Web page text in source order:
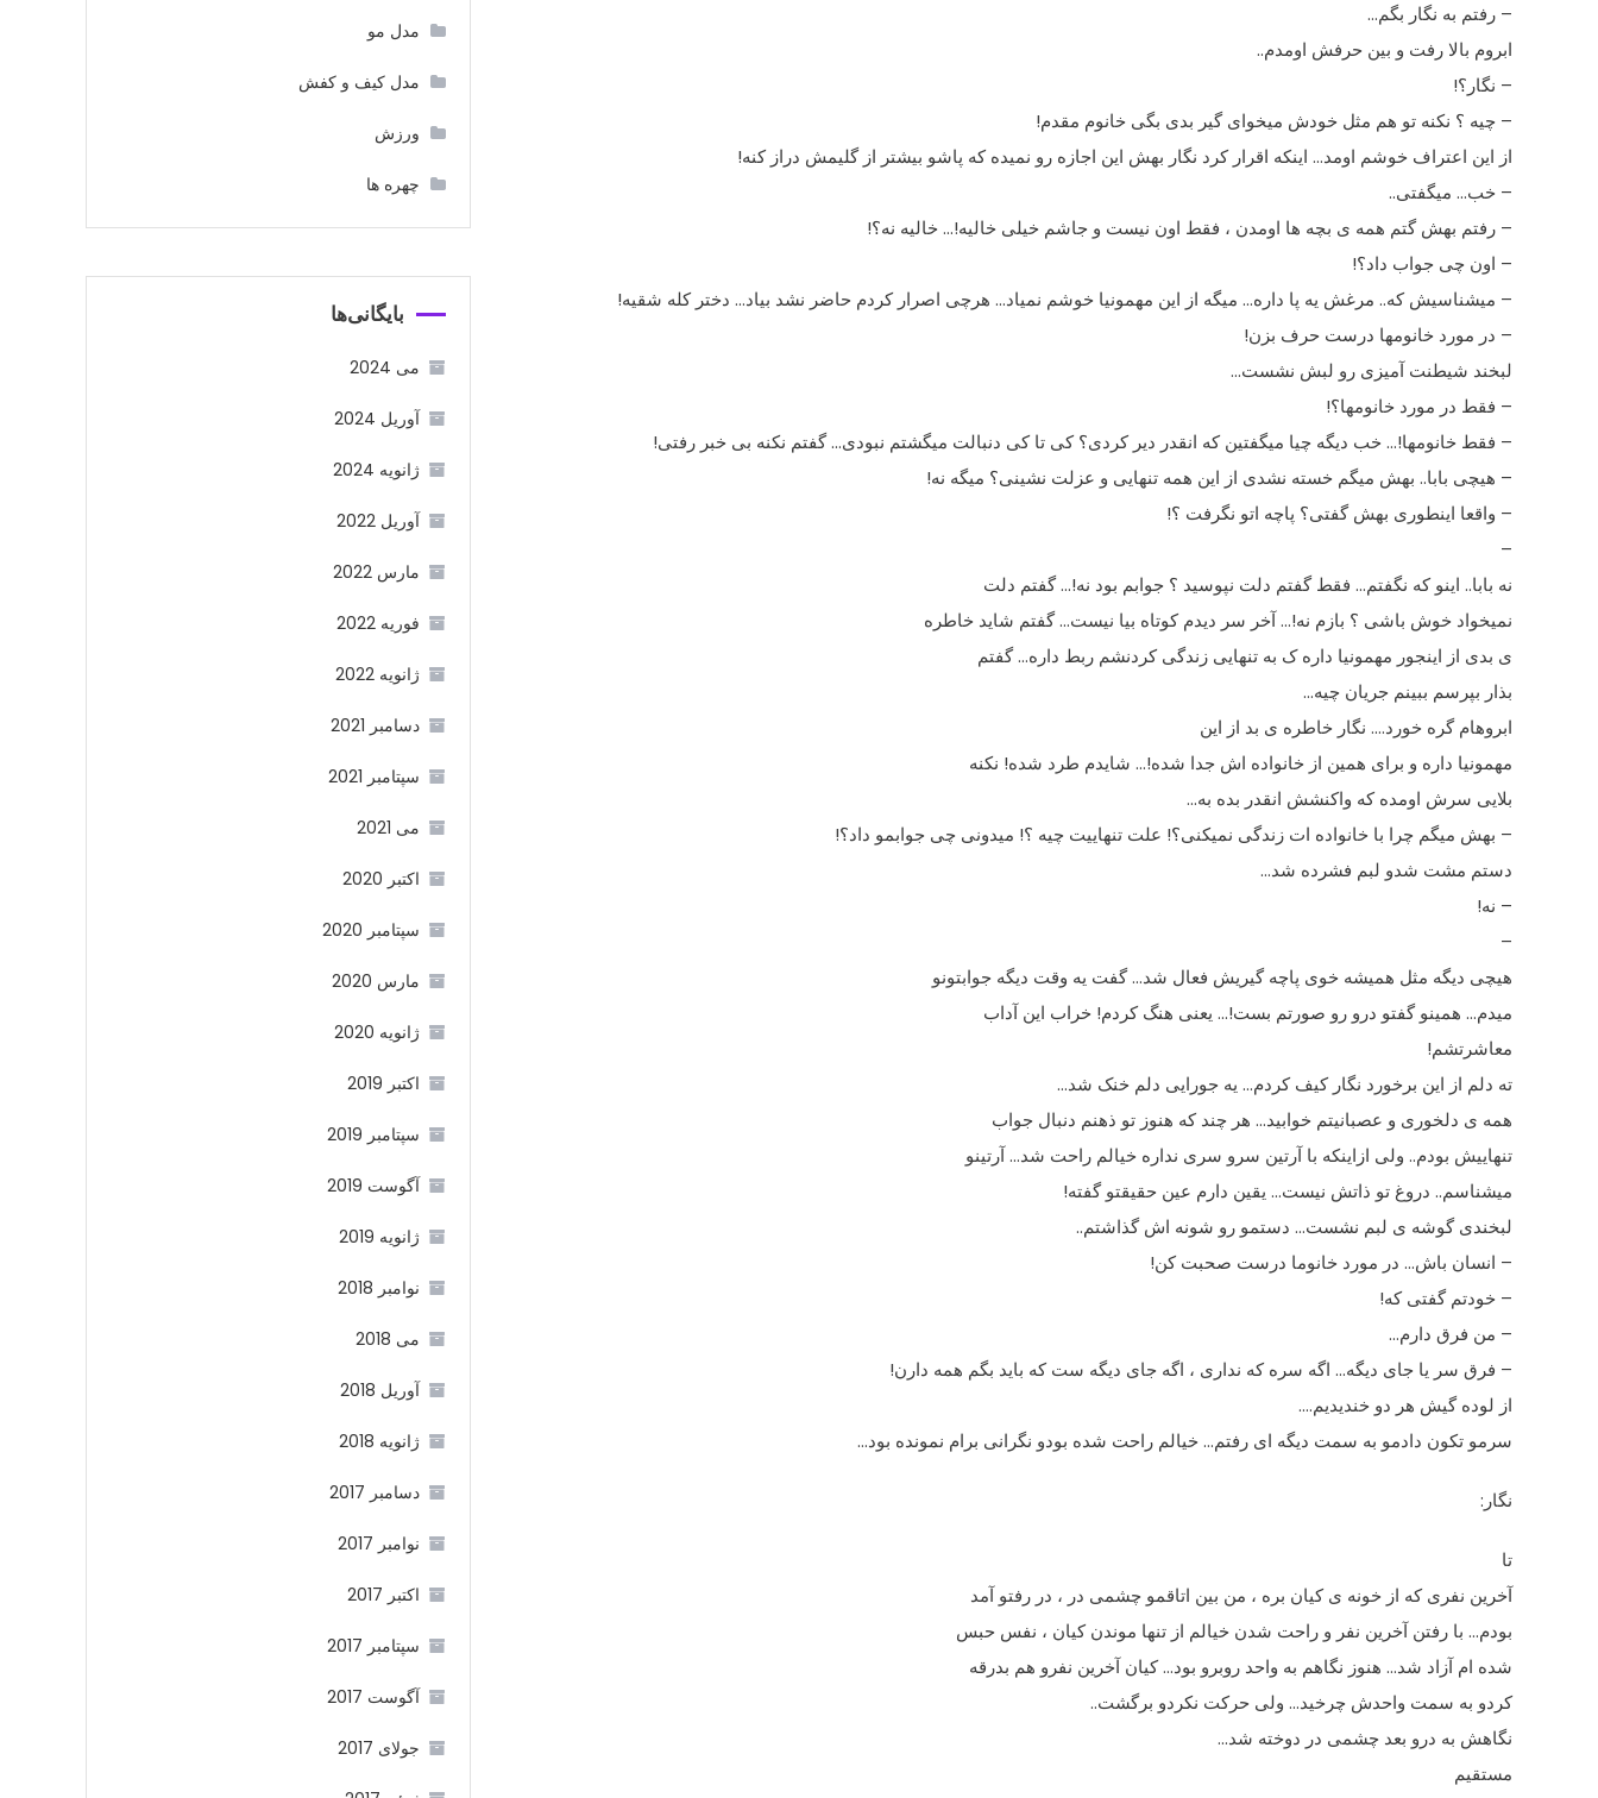
– رفتم به نگار بگم…
ابروم بالا رفت و بین حرفش اومدم..
– نگار؟!
– چیه ؟ نکنه تو هم مثل خودش میخواى گیر بدى بگى خانوم مقدم!
از این اعتراف خوشم اومد… اینکه اقرار کرد نگار بهش این اجازه رو نمیده که پاشو بیشتر از گلیمش دراز کنه!
– خب… میگفتى..
– رفتم بهش گتم همه ى بچه ها اومدن ، فقط اون نیست و جاشم خیلى خالیه!… خالیه نه؟!
– اون چى جواب داد؟!
– میشناسیش که.. مرغش یه پا داره… میگه از این مهمونیا خوشم نمیاد… هرچى اصرار کردم حاضر نشد بیاد… دختر کله شقیه!
– در مورد خانومها درست حرف بزن!
لبخند شیطنت آمیزى رو لبش نشست…
– فقط در مورد خانومها؟!
– فقط خانومها!… خب دیگه چیا میگفتین که انقدر دیر کردى؟ کى تا کى دنبالت میگشتم نبودى… گفتم نکنه بى خبر رفتى!
– هیچى بابا.. بهش میگم خسته نشدى از این همه تنهایى و عزلت نشینى؟ میگه نه!
– واقعا اینطورى بهش گفتى؟ پاچه اتو نگرفت ؟!
–
نه بابا.. اینو که نگفتم… فقط گفتم دلت نپوسید ؟ جوابم بود نه!… گفتم دلت
نمیخواد خوش باشى ؟ بازم نه!… آخر سر دیدم کوتاه بیا نیست… گفتم شاید خاطره
ى بدى از اینجور مهمونیا داره ک به تنهایى زندگى کردنشم ربط داره… گفتم
بذار بپرسم ببینم جریان چیه…
ابروهام گره خورد…. نگار خاطره ى بد از این
مهمونیا داره و براى همین از خانواده اش جدا شده!… شایدم طرد شده! نکنه
بلایى سرش اومده که واکنشش انقدر بده به…
– بهش میگم چرا با خانواده ات زندگى نمیکنى؟! علت تنهاییت چیه ؟! میدونى چى جوابمو داد؟!
دستم مشت شدو لبم فشرده شد…
– نه!
–
هیچى دیگه مثل همیشه خوى پاچه گیریش فعال شد… گفت یه وقت دیگه جوابتونو
میدم… همینو گفتو درو رو صورتم بست!… یعنى هنگ کردم! خراب این آداب
معاشرتشم!
ته دلم از این برخورد نگار کیف کردم… یه جورایى دلم خنک شد…
همه ى دلخورى و عصبانیتم خوابید… هر چند که هنوز تو ذهنم دنبال جواب
تنهاییش بودم.. ولى ازاینکه با آرتین سرو سرى نداره خیالم راحت شد… آرتینو
میشناسم.. دروغ تو ذاتش نیست… یقین دارم عین حقیقتو گفته!
لبخندى گوشه ى لبم نشست… دستمو رو شونه اش گذاشتم..
– انسان باش… در مورد خانوما درست صحبت کن!
– خودتم گفتى که!
– من فرق دارم…
– فرق سر یا جاى دیگه… اگه سره که ندارى ، اگه جاى دیگه ست که باید بگم همه دارن!
از لوده گیش هر دو خندیدیم….
سرمو تکون دادمو به سمت دیگه اى رفتم… خیالم راحت شده بودو نگرانى برام نمونده بود…
نگار:
تا
آخرین نفرى که از خونه ى کیان بره ، من بین اتاقمو چشمى در ، در رفتو آمد
بودم… با رفتن آخرین نفر و راحت شدن خیالم از تنها موندن کیان ، نفس حبس
شده ام آزاد شد… هنوز نگاهم به واحد روبرو بود… کیان آخرین نفرو هم بدرقه
کردو به سمت واحدش چرخید… ولى حرکت نکردو برگشت..
نگاهش به درو بعد چشمى در دوخته شد…
مستقیم
مدل مو
مدل کیف و کفش
ورزش
چهره ها
بایگانی‌ها
می 2024
آوریل 2024
ژانویه 2024
آوریل 2022
مارس 2022
فوریه 2022
ژانویه 2022
دسامبر 2021
سپتامبر 2021
می 2021
اکتبر 2020
سپتامبر 2020
مارس 2020
ژانویه 2020
اکتبر 2019
سپتامبر 2019
آگوست 2019
ژانویه 2019
نوامبر 2018
می 2018
آوریل 2018
ژانویه 2018
دسامبر 2017
نوامبر 2017
اکتبر 2017
سپتامبر 2017
آگوست 2017
جولای 2017